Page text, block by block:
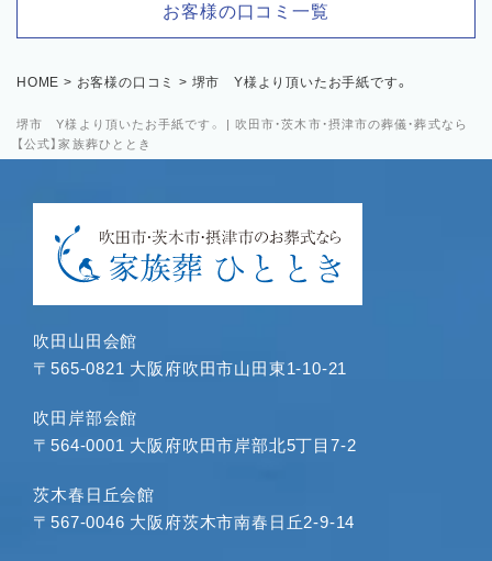
堺市 Y様より頂いたお手紙です。 | 吹田市・茨木市・摂津市の葬儀・葬式なら
【公式】家族葬ひととき
お客様の口コミ一覧
HOME > お客様の口コミ > 堺市 Y様より頂いたお手紙です。
吹田山田会館
〒565-0821 大阪府吹田市山田東1-10-21
吹田岸部会館
〒564-0001 大阪府吹田市岸部北5丁目7-2
茨木春日丘会館
〒567-0046 大阪府茨木市南春日丘2-9-14